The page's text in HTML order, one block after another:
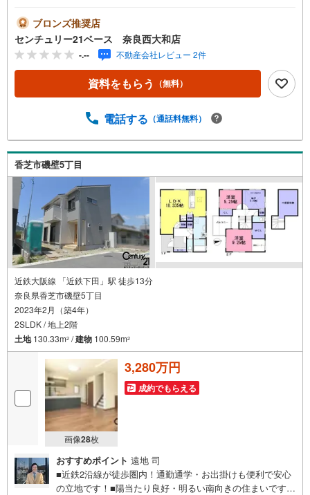
曜日も休まず営業中！・お仕事終わりのお時間でもご見学
可！・今から見たい！というお声にもご対応できます！◇
住宅ローンもお任せください！◇・提携銀行多数あり（地
方銀行・都市銀行・信用金庫etc）・優遇後適用金利 0.87
5％～（審査内容により異なります）--- ◇◇ Yahoo！不動
産キャンペーン対象店舗 ◇◇ ----当店で物件を成約いただ
件ご成約キャンペーン】の対象になります。「資料をもら
ahoo！ JAPAN IDでログインのうえお問い合わせくださ
い。-----------------------------
ブロンズ推奨店
センチュリー21ベース 奈良西大和店
-.-- 不動産会社レビュー 2件
資料をもらう （無料）
電話する （通話料無料）
香芝市磯壁5丁目
近鉄大阪線 「近鉄下田」駅 徒歩13分
奈良県香芝市磯壁5丁目
2023年2月（築4年）
2SLDK / 地上2階
土地130.33m2 /建物 100.59m2
画像28枚
3,280万円
成約でもらえる
おすすめポイント 遠地 司
■近鉄2沿線が徒歩圏内！通勤通学・お出掛けも便利で安心
の立地です！■陽当たり良好・明るい南向きの住まいです！